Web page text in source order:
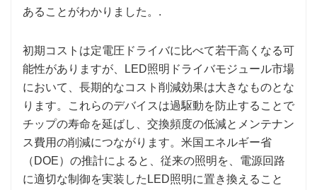
あることがわかりました。.
初期コストは定電圧ドライバに比べて若干高くなる可
能性がありますが、LED照明ドライバモジュール市場
において、長期的なコスト削減効果は大きなものとな
ります。これらのデバイスは過駆動を防止することで
チップの寿命を延ばし、交換頻度の低減とメンテナン
ス費用の削減につながります。米国エネルギー省
（DOE）の推計によると、従来の照明を、電源回路
に適切な制御を実装したLED照明に置き換えること